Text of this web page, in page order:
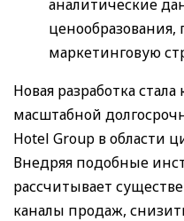
аналитические
ценообразования,
маркетинговую
Новая разработка
масштабной
Hotel Group в области
Внедряя подобные
рассчитывает
каналы продаж,